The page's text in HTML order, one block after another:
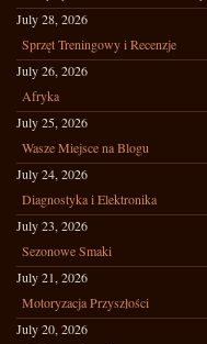
July 28, 2026
Sprzęt Treningowy i Recenzje
July 26, 2026
Afryka
July 25, 2026
Wasze Miejsce na Blogu
July 24, 2026
Diagnostyka i Elektronika
July 23, 2026
Sezonowe Smaki
July 21, 2026
Motoryzacja Przyszłości
July 20, 2026